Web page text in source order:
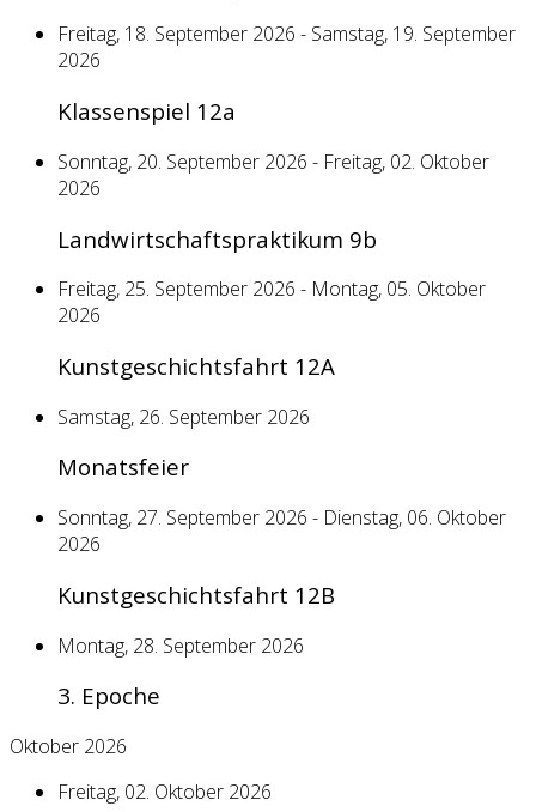
Freitag, 18. September 2026 - Samstag, 19. September
2026
Klassenspiel 12a
Sonntag, 20. September 2026 - Freitag, 02. Oktober
2026
Landwirtschaftspraktikum 9b
Freitag, 25. September 2026 - Montag, 05. Oktober
2026
Kunstgeschichtsfahrt 12A
Samstag, 26. September 2026
Monatsfeier
Sonntag, 27. September 2026 - Dienstag, 06. Oktober
2026
Kunstgeschichtsfahrt 12B
Montag, 28. September 2026
3. Epoche
Oktober 2026
Freitag, 02. Oktober 2026